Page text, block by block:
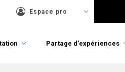
Espace pro
Partage d'expériences